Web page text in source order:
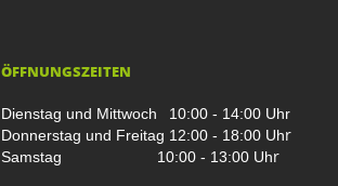
ÖFFNUNGSZEITEN
Dienstag und Mittwoch
10:00 - 14:00 Uhr
Donnerstag und Freitag 12:00 - 18:00 Uhr
Samstag 10:00 - 13:00 Uhr